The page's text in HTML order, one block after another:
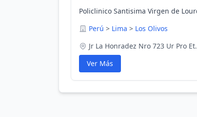
Policlinico Santisima Virgen de
Perú > Lima > Los Olivos
Jr La Honradez Nro 723 Ur Pro
Ver Más